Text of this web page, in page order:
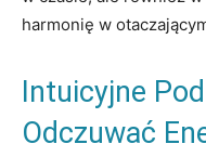
harmonię w
Intuicyjne⁣
Odczuwać